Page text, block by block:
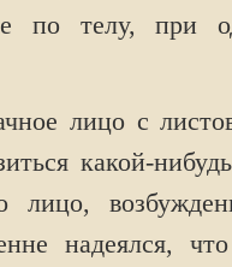
по телу, при
лицо с
какой-
лицо,
надеялся,